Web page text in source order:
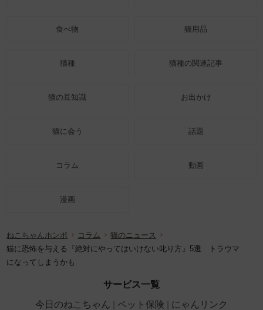
食べ物 猫用品
猫種 猫種の関連記事
猫の豆知識 お出かけ
猫に会う 話題
コラム 動画
漫画
ねこちゃんホンポ コラム
猫のニュース
猫に恐怖を与える『絶対にやってはいけない叱り方』5選 トラウマ
になってしまうかも
サービス一覧
今日のねこちゃん
ペット保険 にゃんリンク